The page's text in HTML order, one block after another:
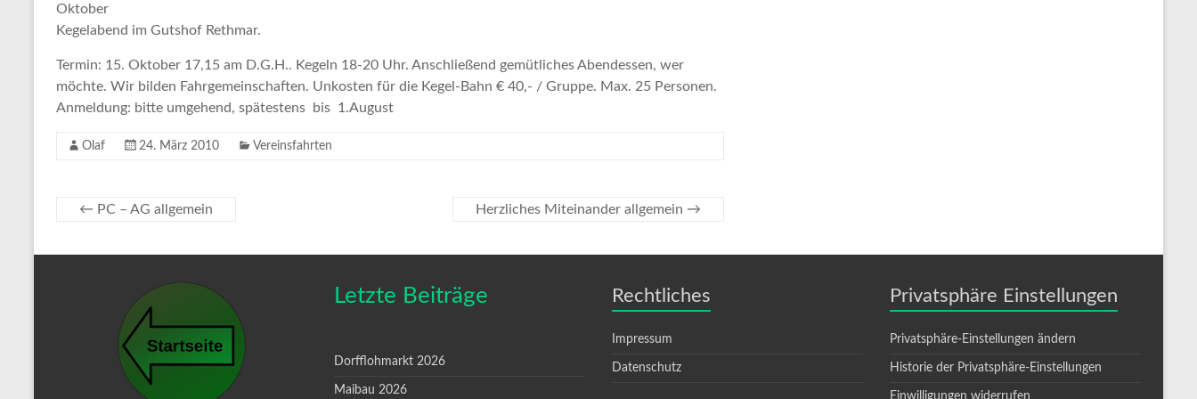
Oktober
Kegelabend im Gutshof Rethmar.
Termin: 15. Oktober 17,15 am D.G.H.. Kegeln 18-20 Uhr. Anschließend gemütliches Abendessen, wer
möchte. Wir bilden Fahrgemeinschaften. Unkosten für die Kegel-Bahn € 40,- / Gruppe. Max. 25 Personen.
Anmeldung: bitte umgehend, spätestens
bis 1.August
Olaf 24. März 2010 Vereinsfahrten
← PC – AG allgemein Herzliches Miteinander allgemein →
Letzte Beiträge
Dorfflohmarkt 2026
Maibau 2026
Rechtliches
Impressum
Datenschutz
Privatsphäre Einstellungen
Privatsphäre-Einstellungen ändern
Historie der Privatsphäre-Einstellungen
Einwilligungen widerrufen